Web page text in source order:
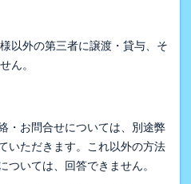
以外の第三者に譲渡・貸与、そ
ん。
・お問合せについては、別途弊
いただきます。これ以外の方法
ついては、回答できません。